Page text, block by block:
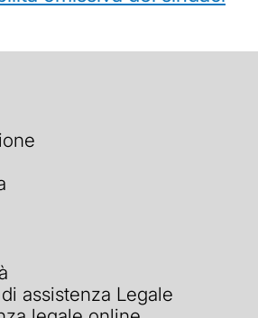
assistenza Legale